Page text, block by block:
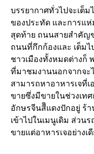
บรรยากาศทั่วไปจะเต็
ของประทัด และการแ
สุดท้าย ถนนสายสำคัญ
ถนนที่กึกก้องและ เต็มไ
ชาวเมืองทั้งหมดต่างก็
ที่มาชมงานนอกจากจะ
สามารถหาอาหารเจที่
ขายซึ่งมีขายในช่วงเท
อักษรจีนสีิแดงปักอยู่ ร้า
เข้าไปในเมนูเดิม ส่วน
ขายแต่อาหารเจอย่างเดี